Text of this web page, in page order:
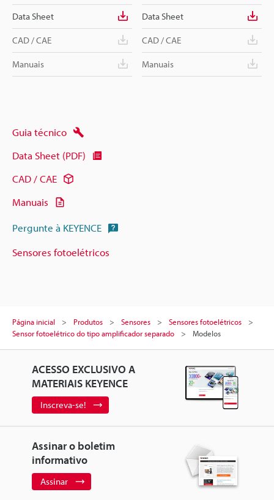
Data Sheet
CAD / CAE
Manuais
Data Sheet
CAD / CAE
Manuais
Guia técnico
Data Sheet (PDF)
CAD / CAE
Manuais
Pergunte à KEYENCE
Sensores fotoelétricos
Página inicial Produtos Sensores
Sensores fotoelétricos
Sensor fotoelétrico do tipo amplificador separado
Modelos
ACESSO EXCLUSIVO A
MATERIAIS KEYENCE
Inscreva-se!
Assinar o boletim
informativo
Assinar